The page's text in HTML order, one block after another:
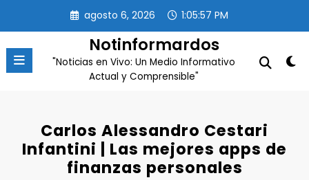
contenido
agosto 6, 2026 1:05:58 PM
Notinformardos
"Noticias en Vivo: Un Medio Informativo
Actual y Comprensible"
Carlos Alessandro Cestari
Infantini | Las mejores apps de
finanzas personales